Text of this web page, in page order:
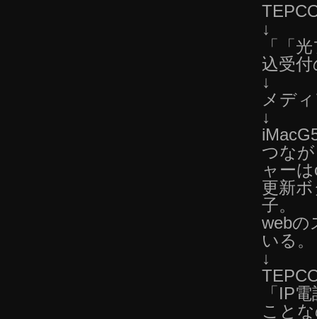
↓
「「
込受
↓
メデ
↓
つな
ャー
更新
子。
webの
いる。
↓
「IP
こと